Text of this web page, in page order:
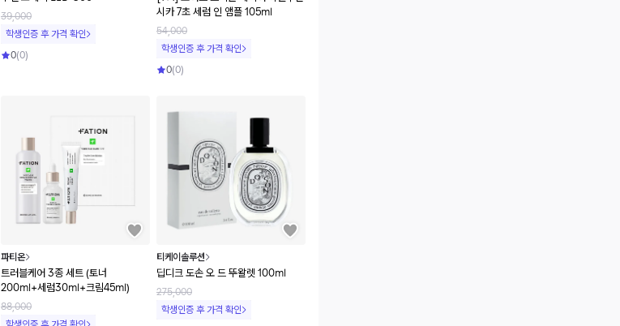
39,000
학생인증 후 가격 확인
0(0)
시카 7초 세럼 인 앰플 105ml
54,000
학생인증 후 가격 확인
0(0)
파티온
트러블케어 3종 세트 (토너
200ml+세럼30ml+크림45ml)
88,000
티케이솔루션
딥디크 도손 오 드 뚜왈렛 100ml
275,000
학생인증 후 가격 확인